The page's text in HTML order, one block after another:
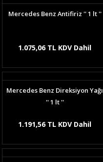
Mercedes Benz Antifiriz '' 1 lt ''
1.075,06 TL KDV Dahil
Mercedes Benz Direksiyon Yağı
'' 1 lt ''
1.191,56 TL KDV Dahil